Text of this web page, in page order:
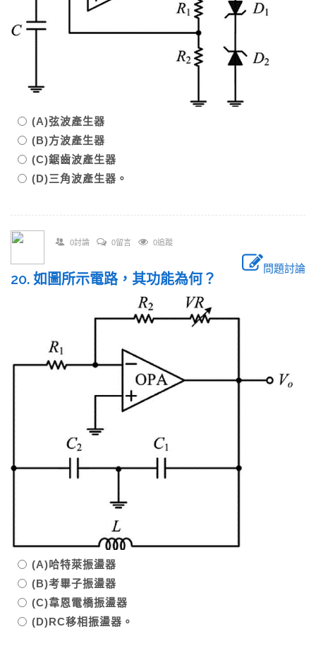
(A)弦波產生器
(B)方波產生器
(C)鋸齒波產生器
(D)三角波產生器。
0討論 0留言 0追蹤
問題討論
20. 如圖所示電路，其功能為何？
(A)哈特萊振盪器
(B)考畢子振盪器
(C)韋恩電橋振盪器
(D)RC移相振盪器。